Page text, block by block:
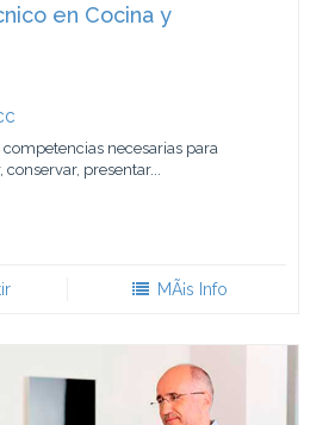
en Cocina y
necesarias para
presentar...
MÃ¡s Info